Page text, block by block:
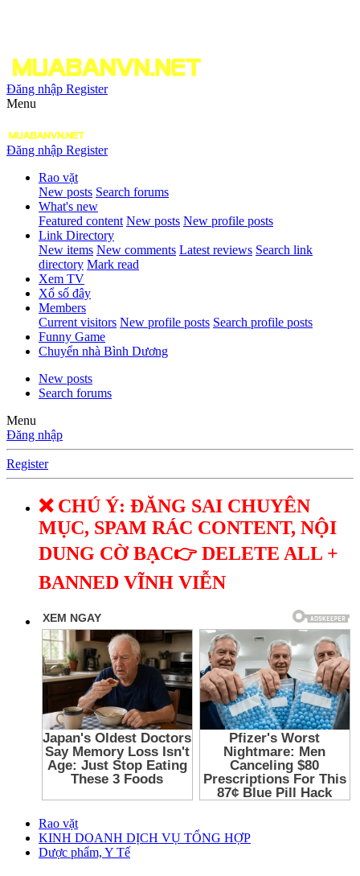
Đăng nhập Register
Menu
Đăng nhập Register
Rao vặt
New posts Search forums
What's new
Featured content New posts New profile posts
Link Directory
New items New comments Latest reviews Search link
directory Mark read
Xem TV
Xổ số đây
Members
Current visitors New profile posts Search profile posts
Funny Game
Chuyển nhà Bình Dương
New posts
Search forums
Menu
Đăng nhập
Register
❌ CHÚ Ý: ĐĂNG SAI CHUYÊN
MỤC, SPAM RÁC CONTENT, NỘI
DUNG CỜ BẠC👉 DELETE ALL +
BANNED VĨNH VIỄN
Rao vặt
KINH DOANH DỊCH VỤ TỔNG HỢP
Dược phẩm, Y Tế